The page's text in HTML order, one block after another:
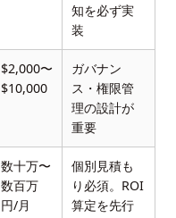
知を必ず実
装
$2,000〜
$10,000
ガバナン
ス・権限管
理の設計が
重要
数十万〜
数百万
円/月
個別見積も
り必須。ROI
算定を先行